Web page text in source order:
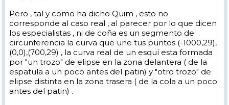
Pero , tal y como ha dicho Quim , esto no
corresponde al caso real , al parecer por lo que dicen
los especialistas , ni de coña es un segmento de
circunferencia la curva que une tus puntos (-1000,29),
(0,0),(700,29) , la curva real de un esquí esta formada
por "un trozo" de elipse en la zona delantera ( de la
espatula a un poco antes del patin) y "otro trozo" de
elipse distinta en la zona trasera ( de la cola a un poco
antes del patin) .